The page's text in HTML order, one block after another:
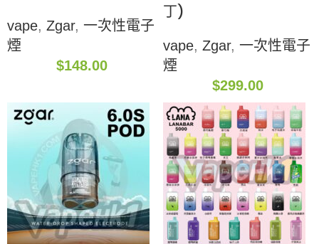
vape, Zgar, 一次性電子
煙
$148.00
丁)
vape, Zgar, 一次性電子
煙
$299.00